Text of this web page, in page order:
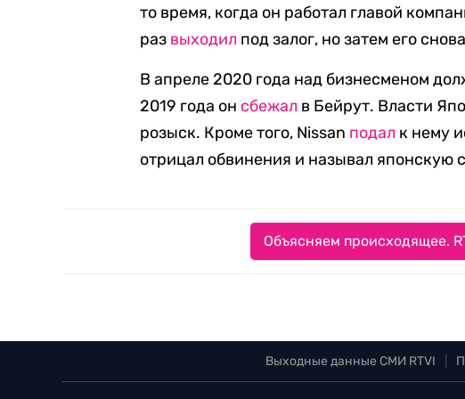
то время, когда он работал главой
раз выходил под залог, но затем его
В апреле 2020 года над бизнесменом
2019 года он сбежал в Бейрут. Власти
розыск. Кроме того, Nissan подал к нему
отрицал обвинения и называл японскую
Объясняем происходящее.
Выходные данные СМИ RTVI